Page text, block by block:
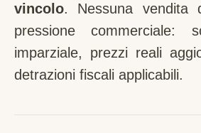
vincolo. Nessuna vendita
pressione commerciale:
imparziale, prezzi reali
detrazioni fiscali applicabili.